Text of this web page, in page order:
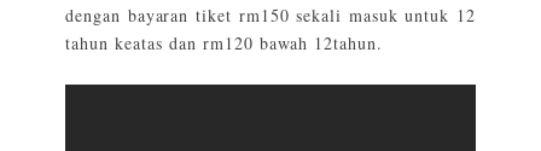
dengan bayaran tiket rm150 sekali masuk untuk 12
tahun keatas dan rm120 bawah 12tahun.